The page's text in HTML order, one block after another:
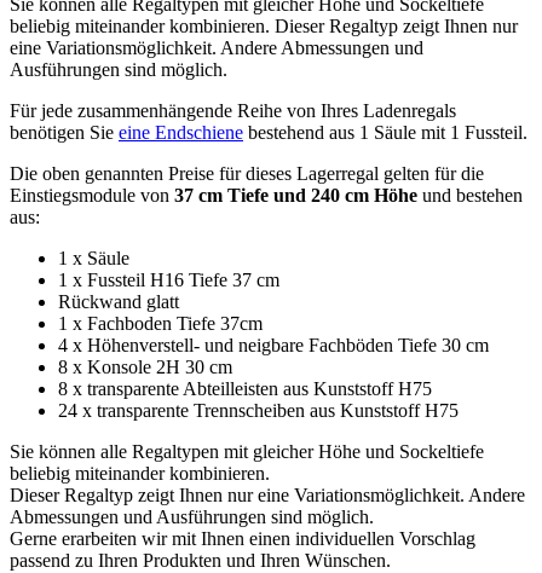
Sie können alle Regaltypen mit gleicher Höhe und Sockeltiefe
beliebig miteinander kombinieren. Dieser Regaltyp zeigt Ihnen nur
eine Variationsmöglichkeit. Andere Abmessungen und
Ausführungen sind möglich.
Für jede zusammenhängende Reihe von Ihres Ladenregals
benötigen Sie eine Endschiene bestehend aus 1 Säule mit 1 Fussteil.
Die oben genannten Preise für dieses Lagerregal gelten für die
Einstiegsmodule von 37 cm Tiefe und 240 cm Höhe und bestehen
aus:
1 x Säule
1 x Fussteil H16 Tiefe 37 cm
Rückwand glatt
1 x Fachboden Tiefe 37cm
4 x Höhenverstell- und neigbare Fachböden Tiefe 30 cm
8 x Konsole 2H 30 cm
8 x transparente Abteilleisten aus Kunststoff H75
24 x transparente Trennscheiben aus Kunststoff H75
Sie können alle Regaltypen mit gleicher Höhe und Sockeltiefe
beliebig miteinander kombinieren.
Dieser Regaltyp zeigt Ihnen nur eine Variationsmöglichkeit. Andere
Abmessungen und Ausführungen sind möglich.
Gerne erarbeiten wir mit Ihnen einen individuellen Vorschlag
passend zu Ihren Produkten und Ihren Wünschen.